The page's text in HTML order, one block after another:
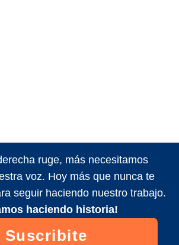
ruge, más necesitamos
voz. Hoy más que nunca te
seguir haciendo nuestro trabajo.
haciendo historia!
Suscribite